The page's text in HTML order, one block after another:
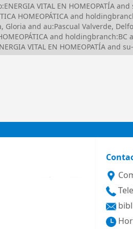
VITAL EN HOMEOPATÍA and
HOMEOPÁTICA and
Gloria and au:Pascual Valverde,
and holdingbranch:BC
VITAL EN HOMEOPATÍA and su-